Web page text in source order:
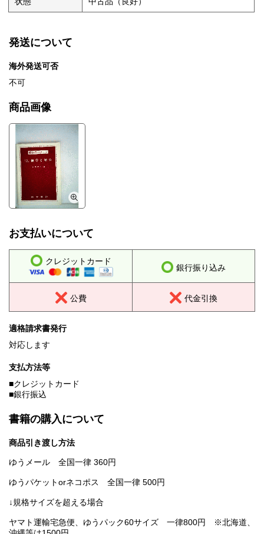
発送について
海外発送可否
不可
商品画像
お支払いについて
クレジットカード
銀行振り込み
公費 代金引換
適格請求書発行
対応します
支払方法等
■クレジットカード
■銀行振込
書籍の購入について
商品引き渡し方法
ゆうメール 全国一律 360円
ゆうパケットorネコポス 全国一律 500円
↓規格サイズを超える場合
ヤマト運輸宅急便、ゆうパック60サイズ 一律800円 ※北海道、